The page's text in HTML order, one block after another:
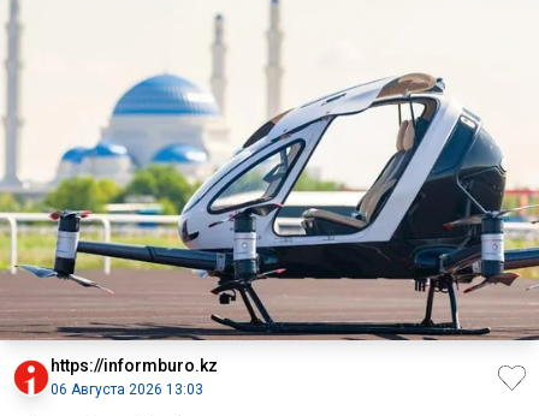
https://informburo.kz
06 Августа 2026 13:03